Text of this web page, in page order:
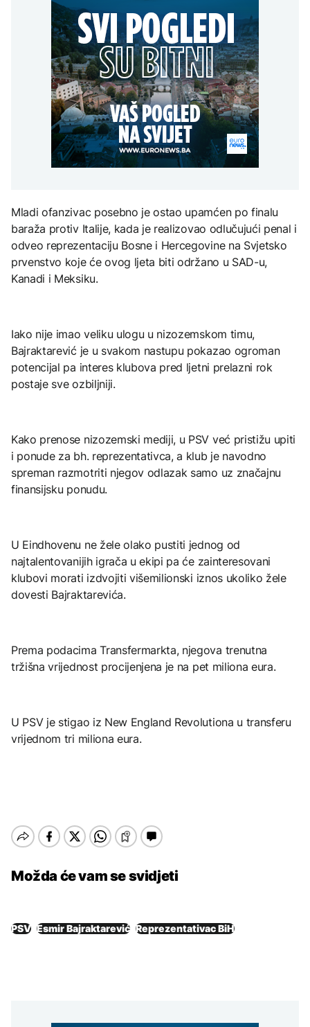
AKTUELNO
Požar se širi Bijeljinom,
zatvorena obilaznica
Plan da se u Crnoj Gori
prave centri za prihvat
migranata? Spajić:
Nismo vodili pregovore
godišnjicu atomskog
bombardovanja: Poziv
na ukidanje nuklearnog
oružja
FOKUS
Žedni za novcem: Koje bi
nove poreze EU mogla
uvesti od 2028. godine?
duhovi”
TEHNOLOGIJA
Dio rakete SpaceX
velikom brzinom pada
na Mjesec
TEHNOLOGIJA
otpada izdvaja zlato
Mladi ofanzivac posebno je ostao upamćen po finalu
baraža protiv Italije, kada je realizovao odlučujući penal i
odveo reprezentaciju Bosne i Hercegovine na Svjetsko
prvenstvo koje će ovog ljeta biti održano u SAD-u,
Kanadi i Meksiku.
Iako nije imao veliku ulogu u nizozemskom timu,
Bajraktarević je u svakom nastupu pokazao ogroman
potencijal pa interes klubova pred ljetni prelazni rok
postaje sve ozbiljniji.
Kako prenose nizozemski mediji, u PSV već pristižu upiti
i ponude za bh. reprezentativca, a klub je navodno
spreman razmotriti njegov odlazak samo uz značajnu
finansijsku ponudu.
U Eindhovenu ne žele olako pustiti jednog od
najtalentovanijih igrača u ekipi pa će zainteresovani
klubovi morati izdvojiti višemilionski iznos ukoliko žele
dovesti Bajraktarevića.
Prema podacima Transfermarkta, njegova trenutna
tržišna vrijednost procijenjena je na pet miliona eura.
U PSV je stigao iz New England Revolutiona u transferu
vrijednom tri miliona eura.
Možda će vam se svidjeti
PSV Esmir Bajraktarević Reprezentativac BiH